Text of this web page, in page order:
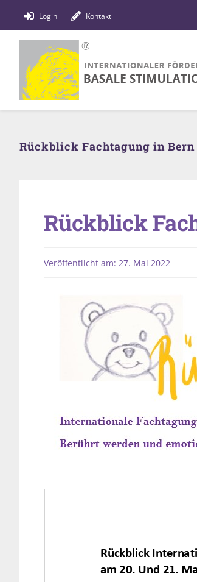
Inhalt
Login Kontakt
Rückblick Fachtagung in Bern
Rückblick
Veröffentlicht am: 27. Mai 2022